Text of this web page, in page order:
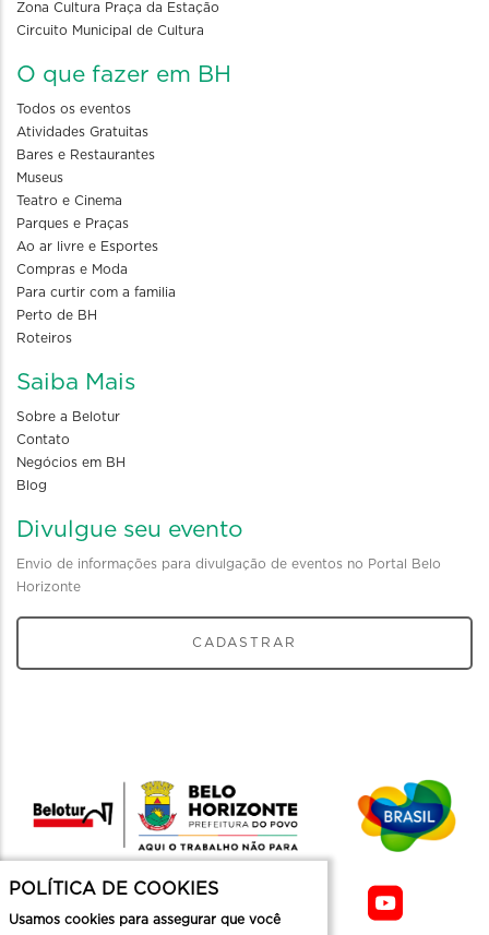
Zona Cultura Praça da Estação
Circuito Municipal de Cultura
O que fazer em BH
Todos os eventos
Atividades Gratuitas
Bares e Restaurantes
Museus
Teatro e Cinema
Parques e Praças
Ao ar livre e Esportes
Compras e Moda
Para curtir com a familia
Perto de BH
Roteiros
Saiba Mais
Sobre a Belotur
Contato
Negócios em BH
Blog
Divulgue seu evento
Envio de informações para divulgação de eventos no Portal Belo
Horizonte
CADASTRAR
POLÍTICA DE COOKIES
Usamos cookies para assegurar que você